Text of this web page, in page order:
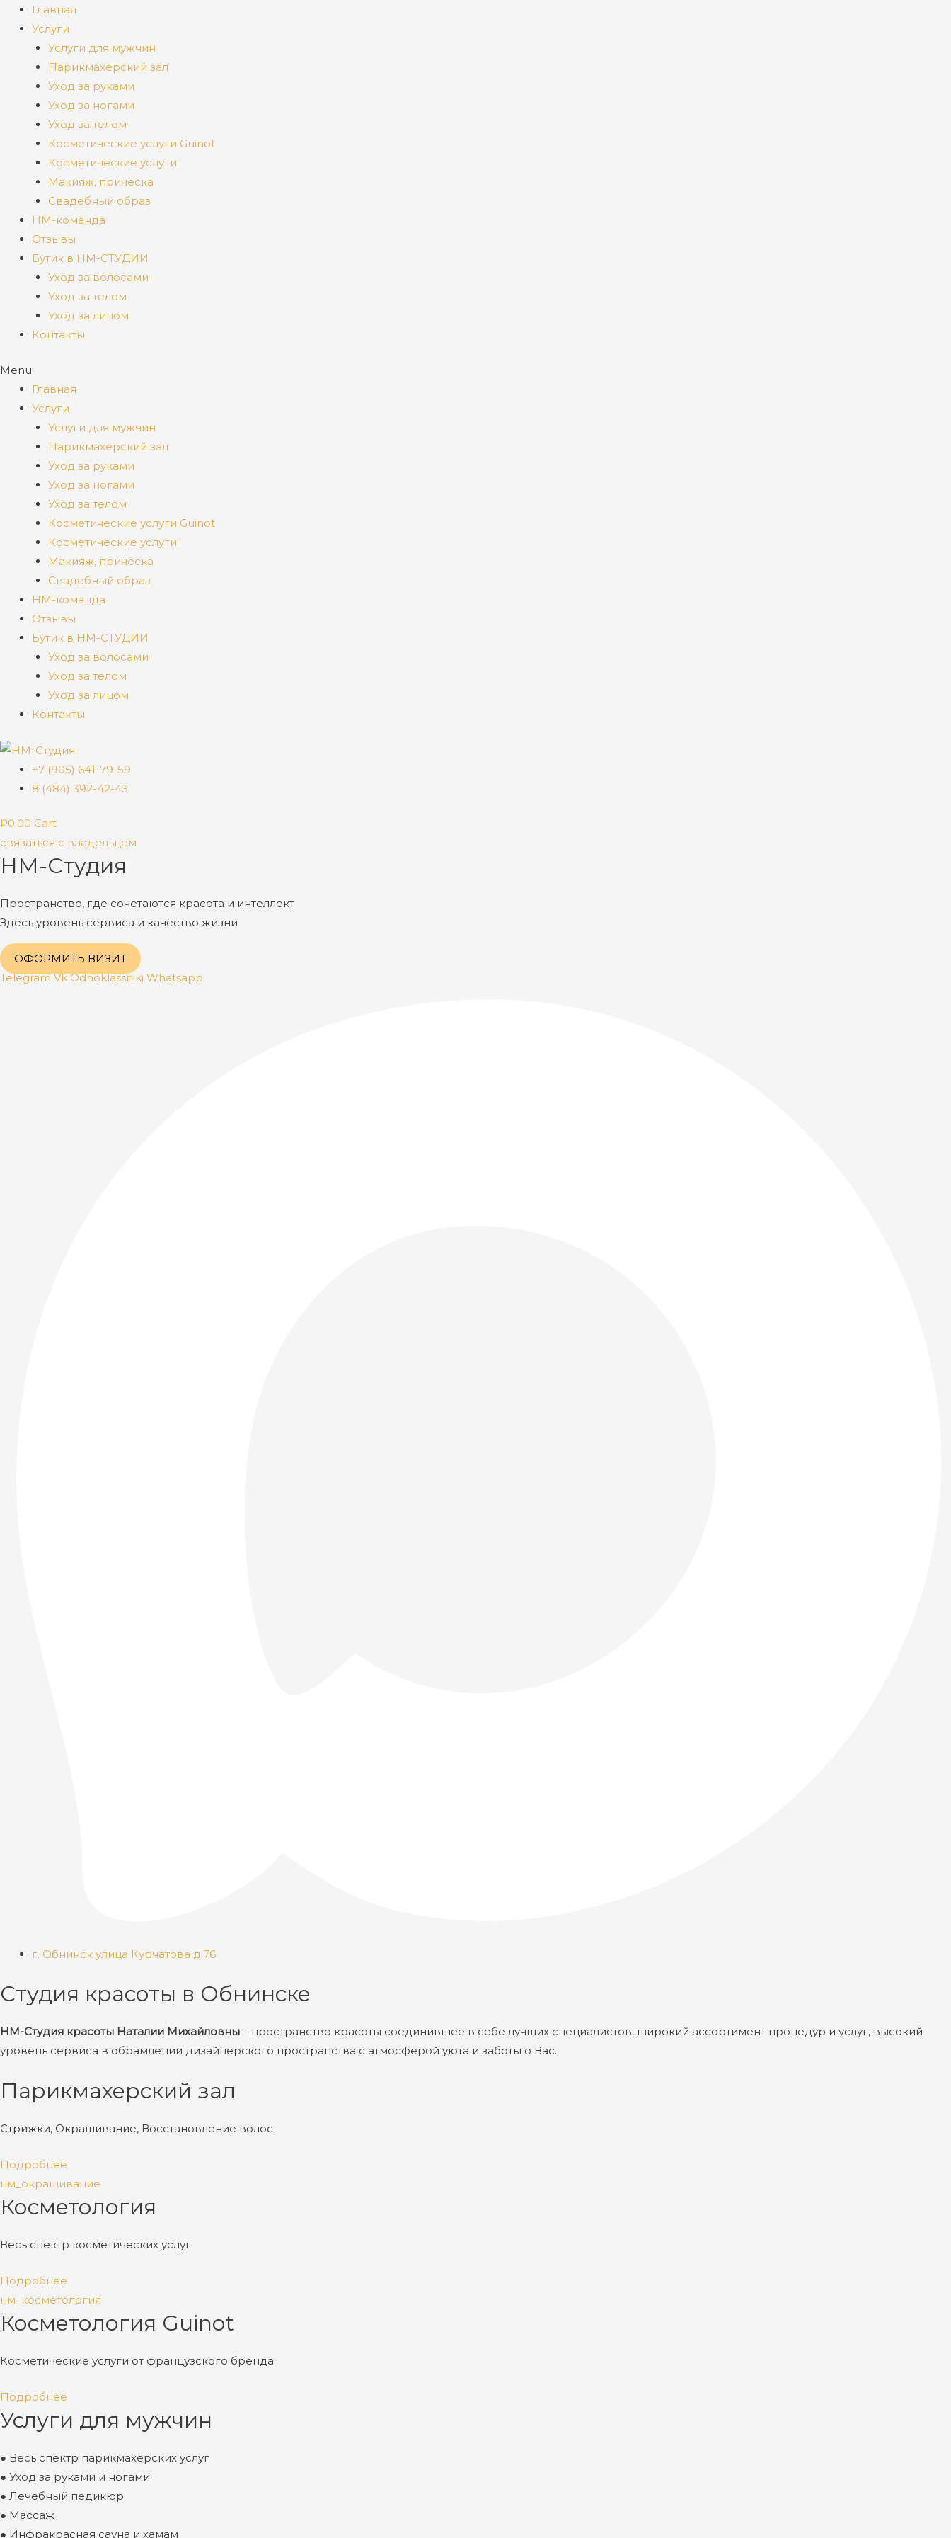
Главная
Услуги
Услуги для мужчин
Парикмахерский зал
Уход за руками
Уход за ногами
Уход за телом
Косметические услуги Guinot
Косметические услуги
Макияж, причёска
Свадебный образ
НМ-команда
Отзывы
Бутик в НМ-СТУДИИ
Уход за волосами
Уход за телом
Уход за лицом
Контакты
Menu
Главная
Услуги
Услуги для мужчин
Парикмахерский зал
Уход за руками
Уход за ногами
Уход за телом
Косметические услуги Guinot
Косметические услуги
Макияж, причёска
Свадебный образ
НМ-команда
Отзывы
Бутик в НМ-СТУДИИ
Уход за волосами
Уход за телом
Уход за лицом
Контакты
+7 (905) 641-79-59
8 (484) 392-42-43
₽0.00 Cart
связаться с владельцем
НМ-Студия
Пространство, где сочетаются красота и интеллект
Здесь уровень сервиса и качество жизни
ОФОРМИТЬ ВИЗИТ
Telegram Vk Odnoklassniki Whatsapp
г. Обнинск улица Курчатова д.76
Студия красоты в Обнинске
НМ-Студия красоты Наталии Михайловны – пространство красоты соединившее в себе лучших специалистов, широкий ассортимент процедур и услуг, высокий
уровень сервиса в обрамлении дизайнерского пространства с атмосферой уюта и заботы о Вас.
Парикмахерский зал
Стрижки, Окрашивание, Восстановление волос
Подробнее
нм_окрашивание
Косметология
Весь спектр косметических услуг
Подробнее
нм_косметология
Косметология Guinot
Косметические услуги от французского бренда
Подробнее
Услуги для мужчин
● Весь спектр парикмахерских услуг
● Уход за руками и ногами
● Лечебный педикюр
● Массаж
● Инфракрасная сауна и хамам